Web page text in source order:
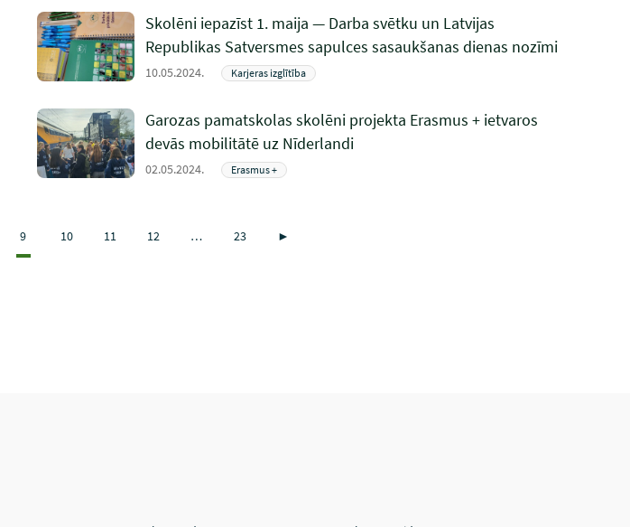
Skolēni iepazīst 1. maija — Darba svētku un Latvijas
Republikas Satversmes sapulces sasaukšanas dienas nozīmi
10.05.2024. Karjeras izglītība
Garozas pamatskolas skolēni projekta Erasmus + ietvaros
devās mobilitātē uz Nīderlandi
02.05.2024. Erasmus +
9 10 11 12 … 23 ►